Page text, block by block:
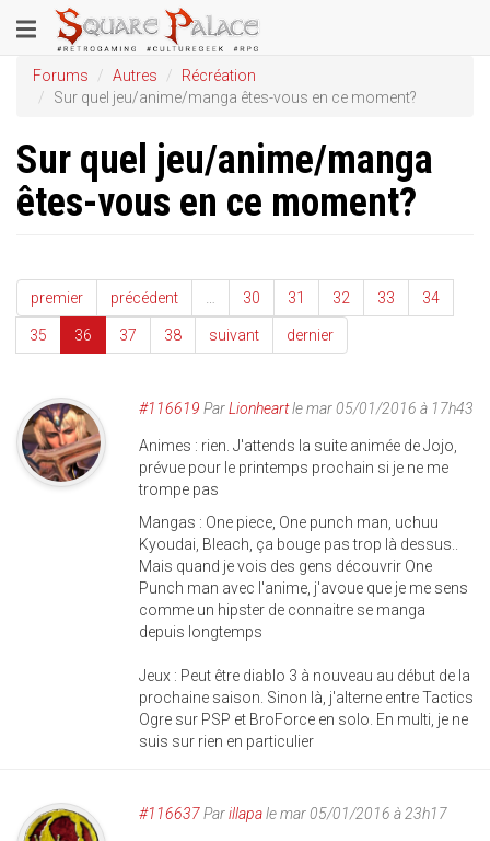
au
contenu
principal
Toggle
navigation
Forums Autres
Récréation
Sur quel jeu/anime/manga êtes-vous en ce moment?
Sur quel jeu/anime/manga
êtes-vous en ce moment?
premier précédent 30 31 32 33 34
35 36 37 38 suivant dernier
#116619 ParLionheartle mar 05/01/2016 à 17h43
Animes : rien. J'attends la suite animée de Jojo,
prévue pour le printemps prochain si je ne me
trompe pas
Mangas : One piece, One punch man, uchuu
Kyoudai, Bleach, ça bouge pas trop là dessus..
Mais quand je vois des gens découvrir One
Punch man avec l'anime, j'avoue que je me sens
comme un hipster de connaitre se manga
depuis longtemps
Jeux : Peut être diablo 3 à nouveau au début de la
prochaine saison. Sinon là, j'alterne entre Tactics
Ogre sur PSP et BroForce en solo. En multi, je ne
suis sur rien en particulier
#116637Parillapale mar 05/01/2016 à 23h17